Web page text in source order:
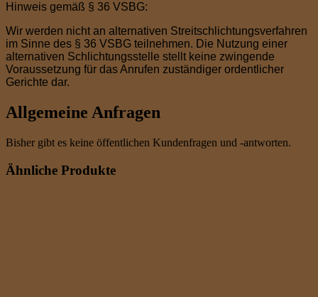
Hinweis gemäß § 36 VSBG:
Wir werden nicht an alternativen Streitschlichtungsverfahren
im Sinne des § 36 VSBG teilnehmen. Die Nutzung einer
alternativen Schlichtungsstelle stellt keine zwingende
Voraussetzung für das Anrufen zuständiger ordentlicher
Gerichte dar.
Allgemeine Anfragen
Bisher gibt es keine öffentlichen Kundenfragen und -antworten.
Ähnliche Produkte